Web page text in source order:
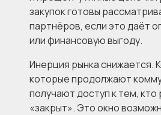
закупок готовы
партнёров, если это даёт
или финансовую выгоду.
Инерция рынка снижается.
которые продолжают
получают доступ к тем, кто
«закрыт». Это окно